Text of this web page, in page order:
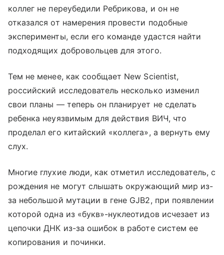
коллег не переубедили Ребрикова, и он не
отказался от намерения провести подобные
эксперименты, если его команде удастся найти
подходящих добровольцев для этого.
Тем не менее, как сообщает New Scientist,
российский исследователь несколько изменил
свои планы — теперь он планирует не сделать
ребенка неуязвимым для действия ВИЧ, что
проделал его китайский «коллега», а вернуть ему
слух.
Многие глухие люди, как отметил исследователь, с
рождения не могут слышать окружающий мир из-
за небольшой мутации в гене GJB2, при появлении
которой одна из «букв»-нуклеотидов исчезает из
цепочки ДНК из-за ошибок в работе систем ее
копирования и починки.